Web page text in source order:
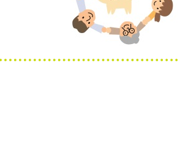
刈谷中央地域包括支援センター